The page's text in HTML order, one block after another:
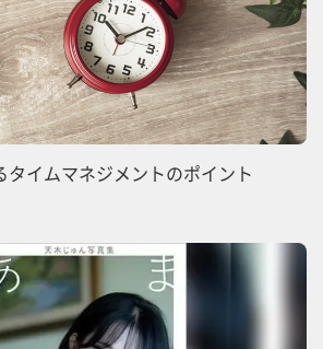
タイムマネジメントのポイント